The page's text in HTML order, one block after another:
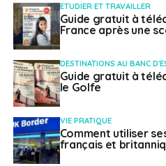
ETUDIER ET TRAVAILLER
Guide gratuit à
France après une
DESTINATIONS AU BANC
Guide gratuit à
le Golfe
VIE PRATIQUE
Comment utiliser
français et